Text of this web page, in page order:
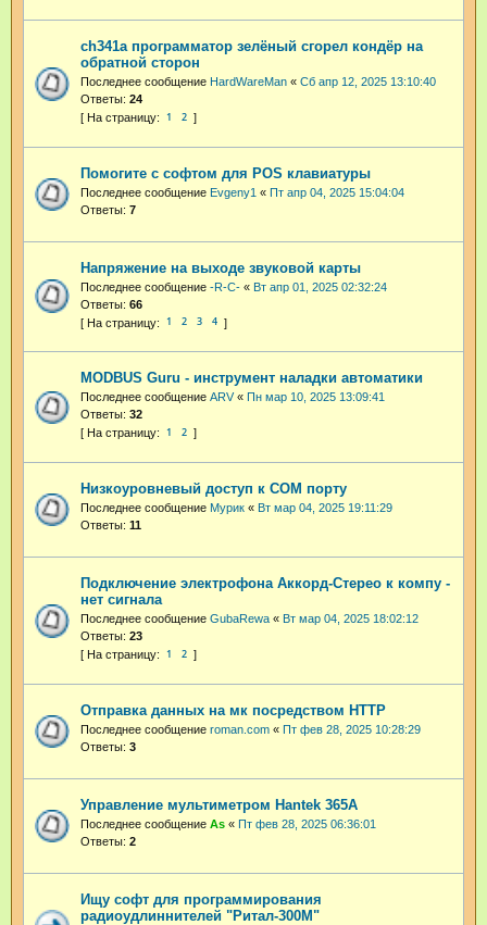
ch341a программатор зелёный сгорел кондёр на
обратной сторон
Последнее сообщение HardWareMan « Сб апр 12, 2025 13:10:40
Ответы: 24
1 2
Помогите с софтом для POS клавиатуры
Последнее сообщение Evgeny1 « Пт апр 04, 2025 15:04:04
Ответы: 7
Напряжение на выходе звуковой карты
Последнее сообщение -R-C- « Вт апр 01, 2025 02:32:24
Ответы: 66
1 2 3 4
MODBUS Guru - инструмент наладки автоматики
Последнее сообщение ARV« Пн мар 10, 2025 13:09:41
Ответы: 32
1 2
Низкоуровневый доступ к СОМ порту
Последнее сообщение Мурик « Вт мар 04, 2025 19:11:29
Ответы: 11
Подключение электрофона Аккорд-Стерео к компу -
нет сигнала
Последнее сообщение GubaRewa « Вт мар 04, 2025 18:02:12
Ответы: 23
1 2
Отправка данных на мк посредством HTTP
Последнее сообщение roman.com « Пт фев 28, 2025 10:28:29
Ответы: 3
Управление мультиметром Hantek 365A
Последнее сообщение As « Пт фев 28, 2025 06:36:01
Ответы: 2
Ищу софт для программирования
радиоудлиннителей "Ритал-300М"